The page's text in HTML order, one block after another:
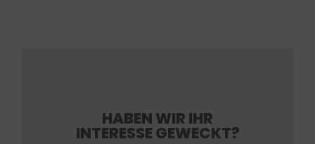
HABEN WIR IHR
INTERESSE GEWECKT?